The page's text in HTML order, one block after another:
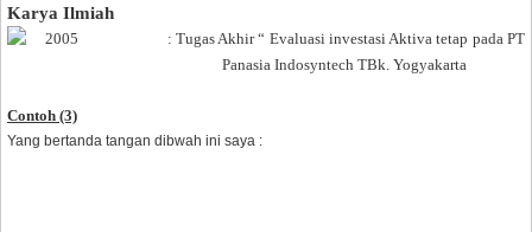
Karya Ilmiah
2005
: Tugas Akhir “ Evaluasi investasi Aktiva tetap pada PT
Panasia Indosyntech TBk. Yogyakarta
Contoh (3)
Yang bertanda tangan dibwah ini saya :